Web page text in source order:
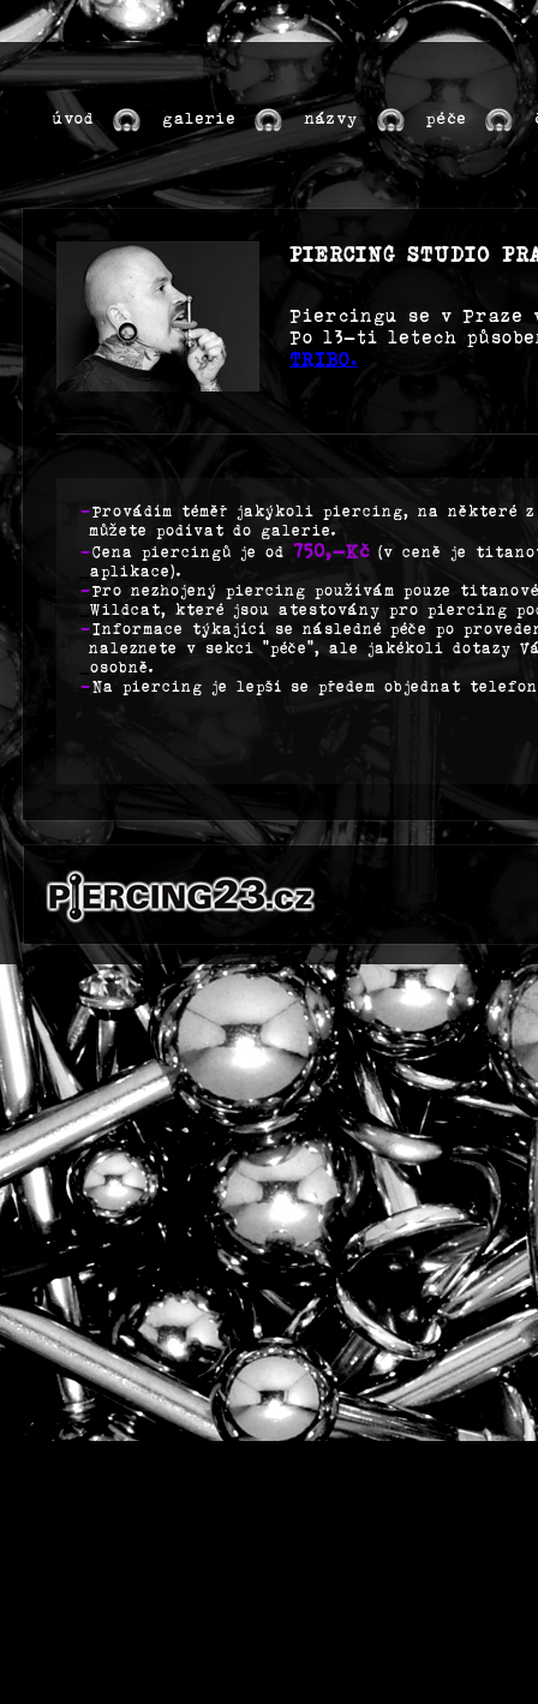
úvod galerie názvy péče
PIERCING STUDIO
Piercingu se v Praze
Po 13-ti letech
TRIBO.
-Provádím téměř jakýkoli piercing, na některé z
můžete podívat do galerie.
-Cena piercingů je od 750,-Kč (v ceně je
aplikace).
-Pro nezhojený piercing používám pouze
Wildcat, které jsou atestovány pro piercing
-Informace týkající se následné péče po
naleznete v sekci "péče", ale jakékoli dotazy
osobně.
-Na piercing je lepší se předem objednat